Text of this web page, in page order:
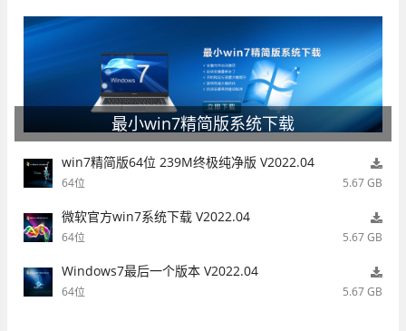
最小win7精简版系统下载
win7精简版64位 239M终极纯净版 V2022.04
64位 5.67 GB
微软官方win7系统下载 V2022.04
64位 5.67 GB
Windows7最后一个版本 V2022.04
64位 5.67 GB